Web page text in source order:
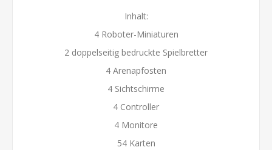
Inhalt:
4 Roboter-Miniaturen
2 doppelseitig bedruckte Spielbretter
4 Arenapfosten
4 Sichtschirme
4 Controller
4 Monitore
54 Karten